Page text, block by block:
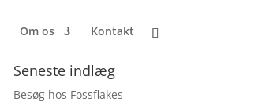
Om os Kontakt
Seneste indlæg
Besøg hos Fossflakes